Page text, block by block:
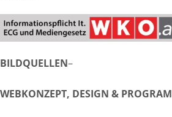
BILDQUELLEN–
WEBKONZEPT, DESIGN &